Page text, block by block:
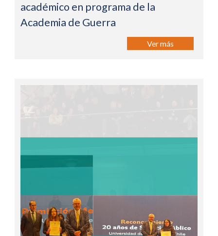
académico en programa de la
Academia de Guerra
Ver más